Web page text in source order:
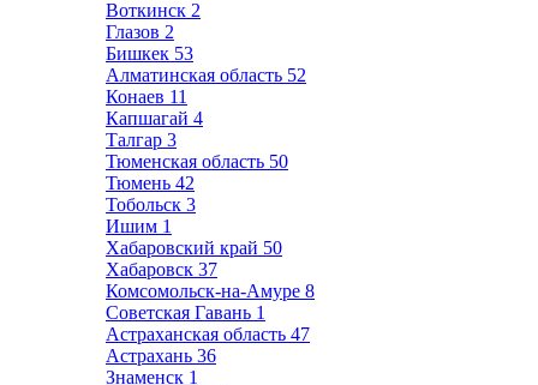
Воткинск 2
Глазов 2
Бишкек 53
Алматинская область 52
Конаев 11
Капшагай 4
Талгар 3
Тюменская область 50
Тюмень 42
Тобольск 3
Ишим 1
Хабаровский край 50
Хабаровск 37
Комсомольск-на-Амуре 8
Советская Гавань 1
Астраханская область 47
Астрахань 36
Знаменск 1